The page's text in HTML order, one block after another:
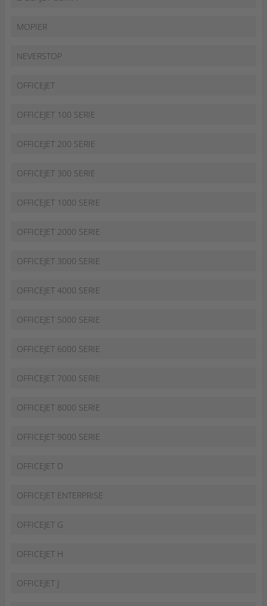
MOPIER
NEVERSTOP
OFFICEJET
OFFICEJET 100 SERIE
OFFICEJET 200 SERIE
OFFICEJET 300 SERIE
OFFICEJET 1000 SERIE
OFFICEJET 2000 SERIE
OFFICEJET 3000 SERIE
OFFICEJET 4000 SERIE
OFFICEJET 5000 SERIE
OFFICEJET 6000 SERIE
OFFICEJET 7000 SERIE
OFFICEJET 8000 SERIE
OFFICEJET 9000 SERIE
OFFICEJET D
OFFICEJET ENTERPRISE
OFFICEJET G
OFFICEJET H
OFFICEJET J